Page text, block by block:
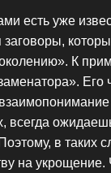
есть уже
К
Его
всегда
в таких
на укрощение.